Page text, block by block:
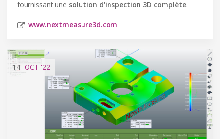
fournissant une solution d'inspection 3D complète.
www.nextmeasure3d.com
14 OCT '22